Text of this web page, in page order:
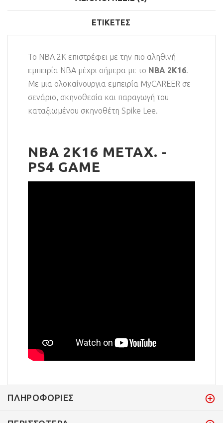
ΕΤΙΚΈΤΕΣ
Το NBA 2K επιστρέφει με την πιο αληθινή
εμπειρία NBA μέχρι σήμερα με το NBA 2K16.
Με μια ολοκαίνουργια εμπειρία MyCAREER σε
σενάριο, σκηνοθεσία και παραγωγή του
καταξιωμένου σκηνοθέτη Spike Lee.
NBA 2K16 ΜΕΤΑΧ. -
PS4 GAME
ΠΛΗΡΟΦΟΡΊΕΣ